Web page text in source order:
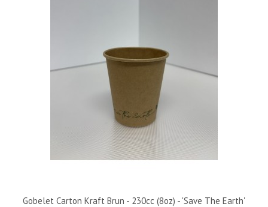
Gobelet Carton Kraft Brun - 230cc (8oz) - 'Save The Earth'